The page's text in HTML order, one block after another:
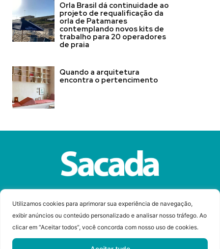
Utilizamos cookies para aprimorar sua experiência de navegação,
exibir anúncios ou conteúdo personalizado e analisar nosso tráfego. Ao
clicar em “Aceitar todos”, você concorda com nosso uso de cookies.
Orla Brasil dá continuidade ao
projeto de requalificação da
orla de Patamares
contemplando novos kits de
trabalho para 20 operadores
de praia
Quando a arquitetura
encontra o pertencimento